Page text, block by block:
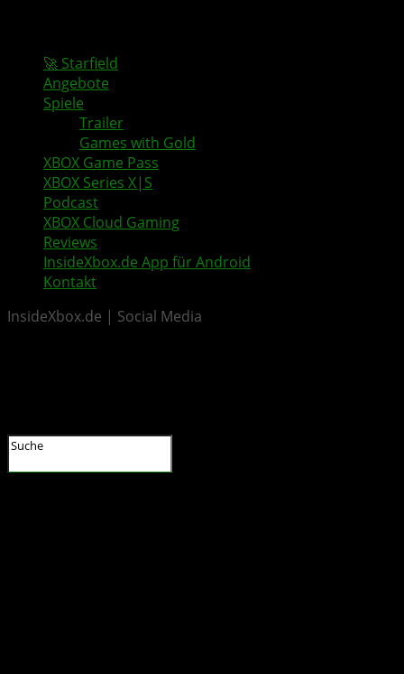
🚀 Starfield
Angebote
Spiele
Trailer
Games with Gold
XBOX Game Pass
XBOX Series X|S
Podcast
XBOX Cloud Gaming
Reviews
InsideXbox.de App für Android
Kontakt
InsideXbox.de | Social Media